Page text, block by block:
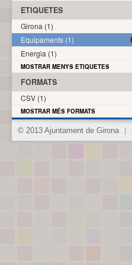
ETIQUETES
Girona (1)
Equipaments (1)
Energia (1)
MOSTRAR MENYS ETIQUETES
FORMATS
CSV (1)
MOSTRAR MÉS FORMATS
© 2013 Ajuntament de Girona